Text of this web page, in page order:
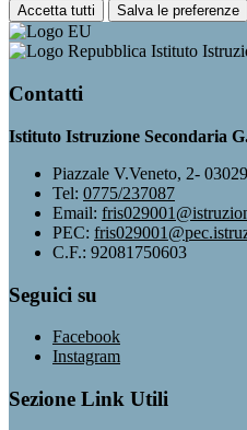
Accetta tutti Salva le preferenze
Istituto
Contatti
Istituto Istruzione Secondaria
Piazzale V.Veneto, 2-
Tel: 0775/237087
Email:
PEC:
C.F.: 92081750603
Seguici su
Facebook
Instagram
Sezione Link Utili